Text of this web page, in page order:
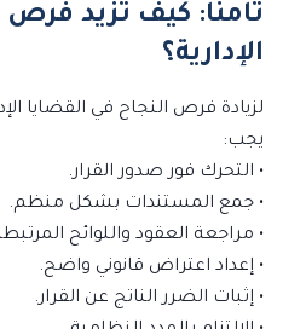
ثامناً: كيف تزيد
الإدارية؟
لزيادة فرص النجاح في القضايا
يجب:
• التحرك فور صدور القرار.
• جمع المستندات بشكل منظم.
• مراجعة العقود واللوائح
• إعداد اعتراض قانوني واضح.
• إثبات الضرر الناتج عن القرار.